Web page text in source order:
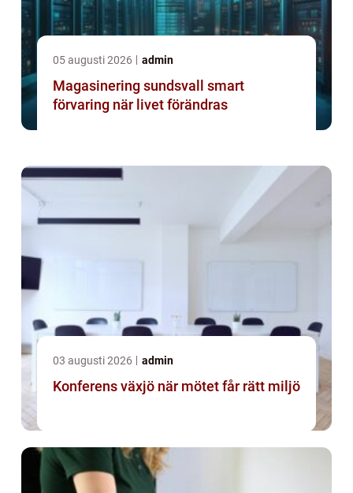
05 augusti 2026 admin
Magasinering sundsvall smart
förvaring när livet förändras
03 augusti 2026 admin
Konferens växjö när mötet får rätt miljö